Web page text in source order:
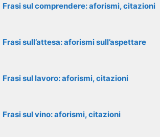
Frasi sul comprendere: aforismi, citazioni
Frasi sull’attesa: aforismi sull’aspettare
Frasi sul lavoro: aforismi, citazioni
Frasi sul vino: aforismi, citazioni